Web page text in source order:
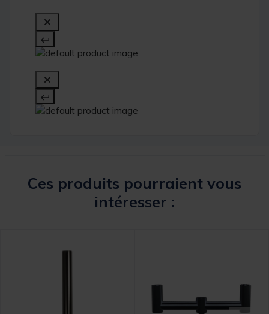
Ces produits pourraient vous
intéresser :